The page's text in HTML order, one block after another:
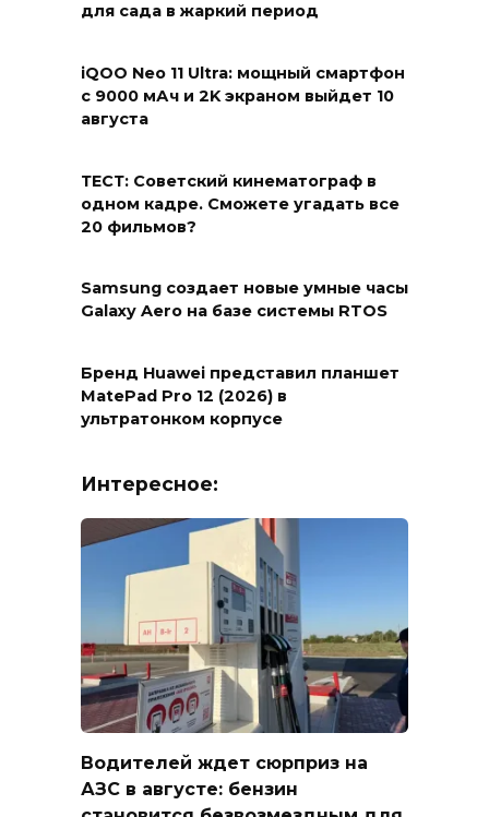
для сада в жаркий период
iQOO Neo 11 Ultra: мощный смартфон
с 9000 мАч и 2K экраном выйдет 10
августа
ТЕСТ: Советский кинематограф в
одном кадре. Сможете угадать все
20 фильмов?
Samsung создает новые умные часы
Galaxy Aero на базе системы RTOS
Бренд Huawei представил планшет
MatePad Pro 12 (2026) в
ультратонком корпусе
Интересное:
Водителей ждет сюрприз на
АЗС в августе: бензин